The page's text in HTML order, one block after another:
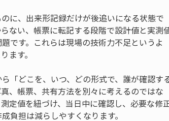
に、出来形記録だけが後追いになる状態で
ない、帳票に転記する段階で設計値と実測
です。これらは現場の技術力不足というよ
ます。
「どこを、いつ、どの形式で、誰が確認す
、帳票、共有方法を別々に考えるのではな
定値を紐づけ、当日中に確認し、必要な修
負担は減らしやすくなります。